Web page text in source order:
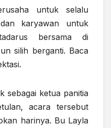
untuk selalu
karyawan untuk
bersama di
silih berganti. Baca
sebagai ketua panitia
acara tersebut
harinya. Bu Layla